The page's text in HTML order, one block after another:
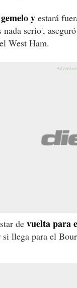
y estará
nada serio',
West Ham.
de vuelta para
llega para el